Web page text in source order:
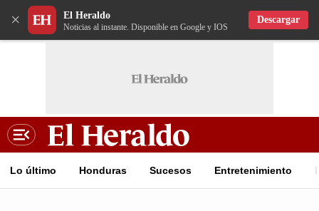
× El Heraldo
Noticias al instante. Disponible en Google y IOS
Descargar
Lo último Honduras Sucesos Entretenimiento